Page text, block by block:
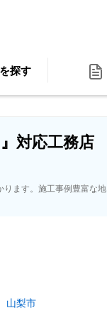
を探す
対応工務店
ります。施工事例豊富な地
山梨市